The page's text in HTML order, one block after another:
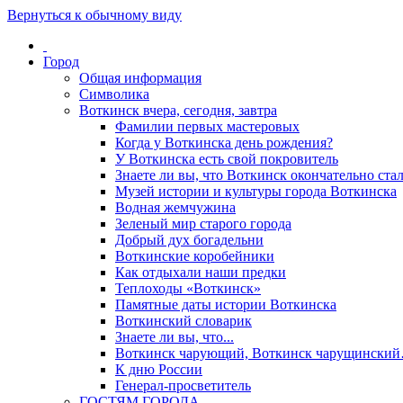
Вернуться к обычному виду
Город
Общая информация
Символика
Воткинск вчера, сегодня, завтра
Фамилии первых мастеровых
Когда у Воткинска день рождения?
У Воткинска есть свой покровитель
Знаете ли вы, что Воткинск окончательно
Музей истории и культуры города Воткинска
Водная жемчужина
Зеленый мир старого города
Добрый дух богадельни
Воткинские коробейники
Как отдыхали наши предки
Теплоходы «Воткинск»
Памятные даты истории Воткинска
Воткинский словарик
Знаете ли вы, что...
Воткинск чарующий, Воткинск
К дню России
Генерал-просветитель